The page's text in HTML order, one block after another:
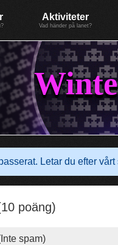
Aktiviteter
Vad händer på lanet?
Letar du efter
poäng)
spam)